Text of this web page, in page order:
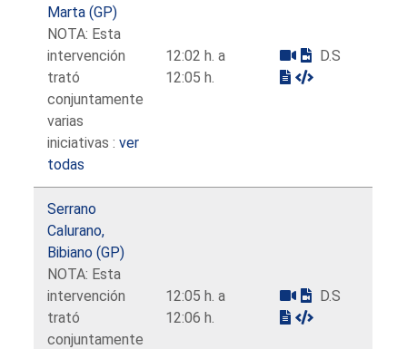
Marta (GP)
NOTA: Esta
intervención
trató
conjuntamente
varias
iniciativas :ver
todas
12:02 h. a
12:05 h.
D.S
Serrano
Calurano,
Bibiano (GP)
NOTA: Esta
intervención
trató
conjuntamente
12:05 h. a
12:06 h.
D.S